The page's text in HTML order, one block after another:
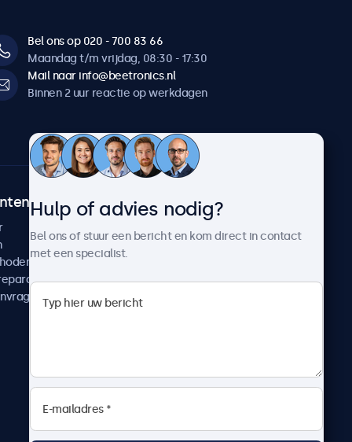
Bel ons op 020 - 700 83 66
Maandag t/m vrijdag, 08:30 - 17:30
Mail naar info@beetronics.nl
Binnen 2 uur reactie op werkdagen
Over Beetronics
Werken bij Beetronics
Algemene voorwaarden
Hulp of advies nodig?
Bel ons of stuur een bericht en kom direct in contact
met een specialist.